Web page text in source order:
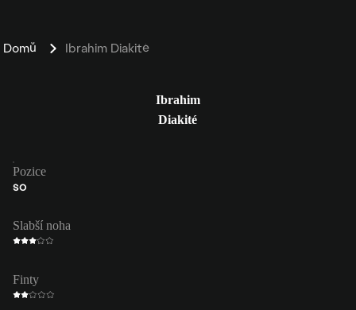
Domů Ibrahim Diakité
Ibrahim
Diakité
Pozice
SO
Slabší noha
Finty